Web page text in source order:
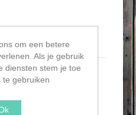
potje
potje
om een betere
Als je gebruik
diensten stem je toe
te gebruiken